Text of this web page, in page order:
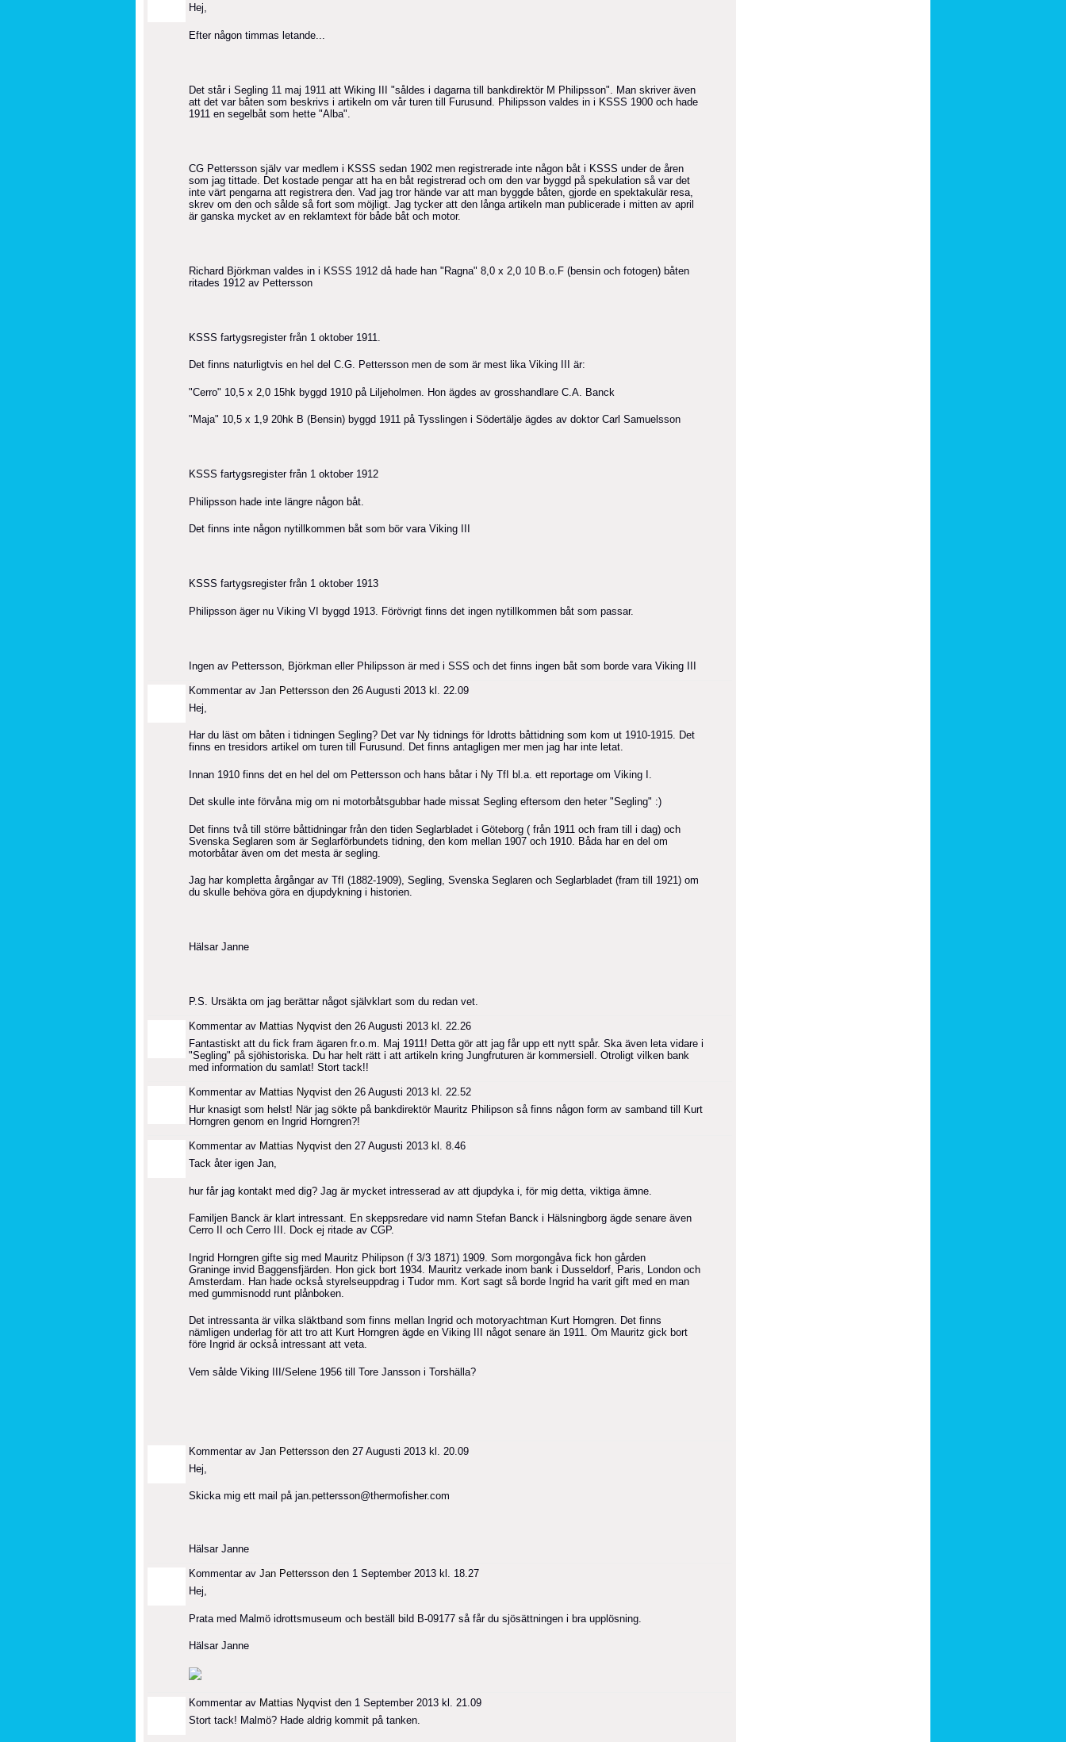
Hej,
Efter någon timmas letande...
Det står i Segling 11 maj 1911 att Wiking III "såldes i dagarna till bankdirektör M Philipsson". Man skriver även
att det var båten som beskrivs i artikeln om vår turen till Furusund. Philipsson valdes in i KSSS 1900 och hade
1911 en segelbåt som hette "Alba".
CG Pettersson själv var medlem i KSSS sedan 1902 men registrerade inte någon båt i KSSS under de åren
som jag tittade. Det kostade pengar att ha en båt registrerad och om den var byggd på spekulation så var det
inte värt pengarna att registrera den. Vad jag tror hände var att man byggde båten, gjorde en spektakulär resa,
skrev om den och sålde så fort som möjligt. Jag tycker att den långa artikeln man publicerade i mitten av april
är ganska mycket av en reklamtext för både båt och motor.
Richard Björkman valdes in i KSSS 1912 då hade han "Ragna" 8,0 x 2,0 10 B.o.F (bensin och fotogen) båten
ritades 1912 av Pettersson
KSSS fartygsregister från 1 oktober 1911.
Det finns naturligtvis en hel del C.G. Pettersson men de som är mest lika Viking III är:
"Cerro" 10,5 x 2,0 15hk byggd 1910 på Liljeholmen. Hon ägdes av grosshandlare C.A. Banck
"Maja" 10,5 x 1,9 20hk B (Bensin) byggd 1911 på Tysslingen i Södertälje ägdes av doktor Carl Samuelsson
KSSS fartygsregister från 1 oktober 1912
Philipsson hade inte längre någon båt.
Det finns inte någon nytillkommen båt som bör vara Viking III
KSSS fartygsregister från 1 oktober 1913
Philipsson äger nu Viking VI byggd 1913. Förövrigt finns det ingen nytillkommen båt som passar.
Ingen av Pettersson, Björkman eller Philipsson är med i SSS och det finns ingen båt som borde vara Viking III
Kommentar av Jan Pettersson den 26 Augusti 2013 kl. 22.09
Hej,
Har du läst om båten i tidningen Segling? Det var Ny tidnings för Idrotts båttidning som kom ut 1910-1915. Det
finns en tresidors artikel om turen till Furusund. Det finns antagligen mer men jag har inte letat.
Innan 1910 finns det en hel del om Pettersson och hans båtar i Ny TfI bl.a. ett reportage om Viking I.
Det skulle inte förvåna mig om ni motorbåtsgubbar hade missat Segling eftersom den heter "Segling" :)
Det finns två till större båttidningar från den tiden Seglarbladet i Göteborg ( från 1911 och fram till i dag) och
Svenska Seglaren som är Seglarförbundets tidning, den kom mellan 1907 och 1910. Båda har en del om
motorbåtar även om det mesta är segling.
Jag har kompletta årgångar av TfI (1882-1909), Segling, Svenska Seglaren och Seglarbladet (fram till 1921) om
du skulle behöva göra en djupdykning i historien.
Hälsar Janne
P.S. Ursäkta om jag berättar något självklart som du redan vet.
Kommentar av Mattias Nyqvist den 26 Augusti 2013 kl. 22.26
Fantastiskt att du fick fram ägaren fr.o.m. Maj 1911! Detta gör att jag får upp ett nytt spår. Ska även leta vidare i
"Segling" på sjöhistoriska. Du har helt rätt i att artikeln kring Jungfruturen är kommersiell. Otroligt vilken bank
med information du samlat! Stort tack!!
Kommentar av Mattias Nyqvist den 26 Augusti 2013 kl. 22.52
Hur knasigt som helst! När jag sökte på bankdirektör Mauritz Philipson så finns någon form av samband till Kurt
Horngren genom en Ingrid Horngren?!
Kommentar av Mattias Nyqvist den 27 Augusti 2013 kl. 8.46
Tack åter igen Jan,
hur får jag kontakt med dig? Jag är mycket intresserad av att djupdyka i, för mig detta, viktiga ämne.
Familjen Banck är klart intressant. En skeppsredare vid namn Stefan Banck i Hälsningborg ägde senare även
Cerro II och Cerro III. Dock ej ritade av CGP.
Ingrid Horngren gifte sig med Mauritz Philipson (f 3/3 1871) 1909. Som morgongåva fick hon gården
Graninge invid Baggensfjärden. Hon gick bort 1934. Mauritz verkade inom bank i Dusseldorf, Paris, London och
Amsterdam. Han hade också styrelseuppdrag i Tudor mm. Kort sagt så borde Ingrid ha varit gift med en man
med gummisnodd runt plånboken.
Det intressanta är vilka släktband som finns mellan Ingrid och motoryachtman Kurt Horngren. Det finns
nämligen underlag för att tro att Kurt Horngren ägde en Viking III något senare än 1911. Om Mauritz gick bort
före Ingrid är också intressant att veta.
Vem sålde Viking III/Selene 1956 till Tore Jansson i Torshälla?
Kommentar av Jan Pettersson den 27 Augusti 2013 kl. 20.09
Hej,
Skicka mig ett mail på jan.pettersson@thermofisher.com
Hälsar Janne
Kommentar av Jan Pettersson den 1 September 2013 kl. 18.27
Hej,
Prata med Malmö idrottsmuseum och beställ bild B-09177 så får du sjösättningen i bra upplösning.
Hälsar Janne
Kommentar av Mattias Nyqvist den 1 September 2013 kl. 21.09
Stort tack! Malmö? Hade aldrig kommit på tanken.